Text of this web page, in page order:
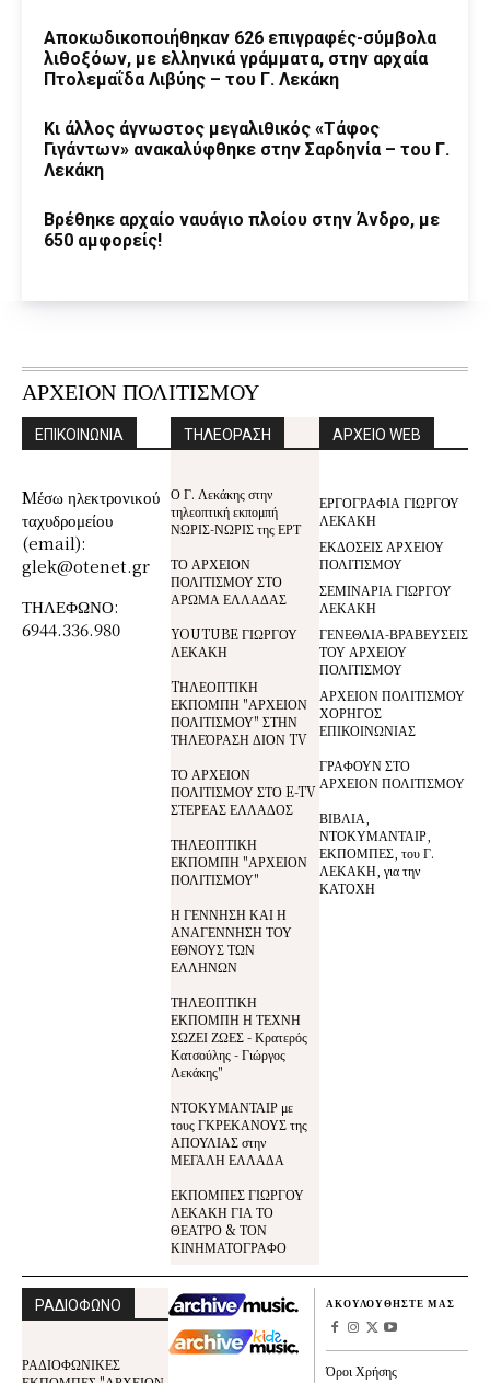
Αποκωδικοποιήθηκαν 626 επιγραφές-σύμβολα
λιθοξόων, με ελληνικά γράμματα, στην αρχαία
Πτολεμαΐδα Λιβύης – του Γ. Λεκάκη
Κι άλλος άγνωστος μεγαλιθικός «Τάφος
Γιγάντων» ανακαλύφθηκε στην Σαρδηνία – του Γ.
Λεκάκη
Βρέθηκε αρχαίο ναυάγιο πλοίου στην Άνδρο, με
650 αμφορείς!
ΑΡΧΕΙΟΝ ΠΟΛΙΤΙΣΜΟΥ
ΕΠΙΚΟΙΝΩΝΙΑ
Mέσω ηλεκτρονικού
ταχυδρομείου
(email):
glek@otenet.gr
ΤΗΛΕΦΩΝΟ:
6944.336.980
ΤΗΛΕΟΡΑΣΗ
Ο Γ. Λεκάκης στην
τηλεοπτική εκπομπή
ΝΩΡΙΣ-ΝΩΡΙΣ της ΕΡΤ
ΤΟ ΑΡΧΕΙΟΝ
ΠΟΛΙΤΙΣΜΟΥ ΣΤΟ
ΑΡΩΜΑ ΕΛΛΑΔΑΣ
YOUTUBE ΓΙΩΡΓΟΥ
ΛΕΚΑΚΗ
TΗΛΕΟΠΤΙΚΗ
ΕΚΠΟΜΠΗ "ΑΡΧΕΙΟΝ
ΠΟΛΙΤΙΣΜΟΥ" ΣΤΗΝ
ΤΗΛΕΌΡΑΣΗ ΔΙΟΝ TV
ΤΟ ΑΡΧΕΙΟΝ
ΠΟΛΙΤΙΣΜΟΥ ΣΤΟ E-TV
ΣΤΕΡΕΑΣ ΕΛΛΑΔΟΣ
ΤΗΛΕΟΠΤΙΚΗ
ΕΚΠΟΜΠΗ "ΑΡΧΕΙΟΝ
ΠΟΛΙΤΙΣΜΟΥ"
Η ΓΕΝΝΗΣΗ ΚΑΙ Η
ΑΝΑΓΕΝΝΗΣΗ ΤΟΥ
ΕΘΝΟΥΣ ΤΩΝ
ΕΛΛΗΝΩΝ
ΤΗΛΕΟΠΤΙΚΗ
ΕΚΠΟΜΠΗ Η ΤΕΧΝΗ
ΣΩΖΕΙ ΖΩΕΣ - Κρατερός
Κατσούλης - Γιώργος
Λεκάκης"
ΝΤΟΚΥΜΑΝΤΑΙΡ με
τους ΓΚΡΕΚΑΝΟΥΣ της
ΑΠΟΥΛΙΑΣ στην
ΜΕΓΑΛΗ ΕΛΛΑΔΑ
ΕΚΠΟΜΠΕΣ ΓΙΩΡΓΟΥ
ΛΕΚΑΚΗ ΓΙΑ ΤΟ
ΘΕΑΤΡΟ & ΤΟΝ
ΚΙΝΗΜΑΤΟΓΡΑΦΟ
ΑΡΧΕΙΟ WEB
ΕΡΓΟΓΡΑΦΙΑ ΓΙΩΡΓΟΥ
ΛΕΚΑΚΗ
ΕΚΔΟΣΕΙΣ ΑΡΧΕΙΟΥ
ΠΟΛΙΤΙΣΜΟΥ
ΣΕΜΙΝΑΡΙΑ ΓΙΩΡΓΟΥ
ΛΕΚΑΚΗ
ΓΕΝΕΘΛΙΑ-ΒΡΑΒΕΥΣΕΙΣ
ΤΟΥ ΑΡΧΕΙΟΥ
ΠΟΛΙΤΙΣΜΟΥ
ΑΡΧΕΙΟΝ ΠΟΛΙΤΙΣΜΟΥ
ΧΟΡΗΓΟΣ
ΕΠΙΚΟΙΝΩΝΙΑΣ
ΓΡΑΦΟΥΝ ΣΤΟ
ΑΡΧΕΙΟΝ ΠΟΛΙΤΙΣΜΟΥ
ΒΙΒΛΙΑ,
ΝΤΟΚΥΜΑΝΤΑΙΡ,
ΕΚΠΟΜΠΕΣ, του Γ.
ΛΕΚΑΚΗ, για την
ΚΑΤΟΧΗ
ΡΑΔΙΟΦΩΝΟ
ΡΑΔΙΟΦΩΝΙΚΕΣ
ΑΚΟΥΛΟΥΘΗΣΤΕ ΜΑΣ
Όροι Χρήσης